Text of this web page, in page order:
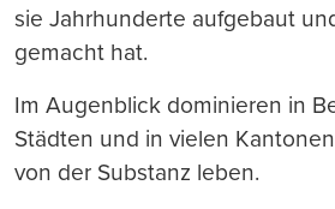
sie Jahrhunderte aufgebaut
gemacht hat.
Im Augenblick dominieren in
Städten und in vielen
von der Substanz leben.